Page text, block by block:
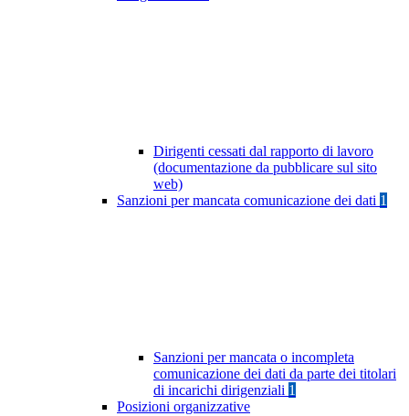
Dirigenti cessati dal rapporto di lavoro
(documentazione da pubblicare sul sito
web)
Sanzioni per mancata comunicazione dei dati 1
Sanzioni per mancata o incompleta
comunicazione dei dati da parte dei titolari
di incarichi dirigenziali 1
Posizioni organizzative